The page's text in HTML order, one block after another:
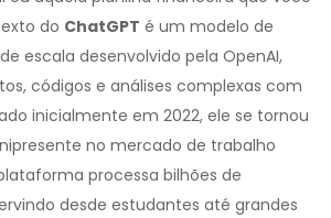
do ChatGPT é um modelo de
escala desenvolvido pela OpenAI,
códigos e análises complexas com
inicialmente em 2022, ele se tornou
no mercado de trabalho
processa bilhões de
desde estudantes até grandes